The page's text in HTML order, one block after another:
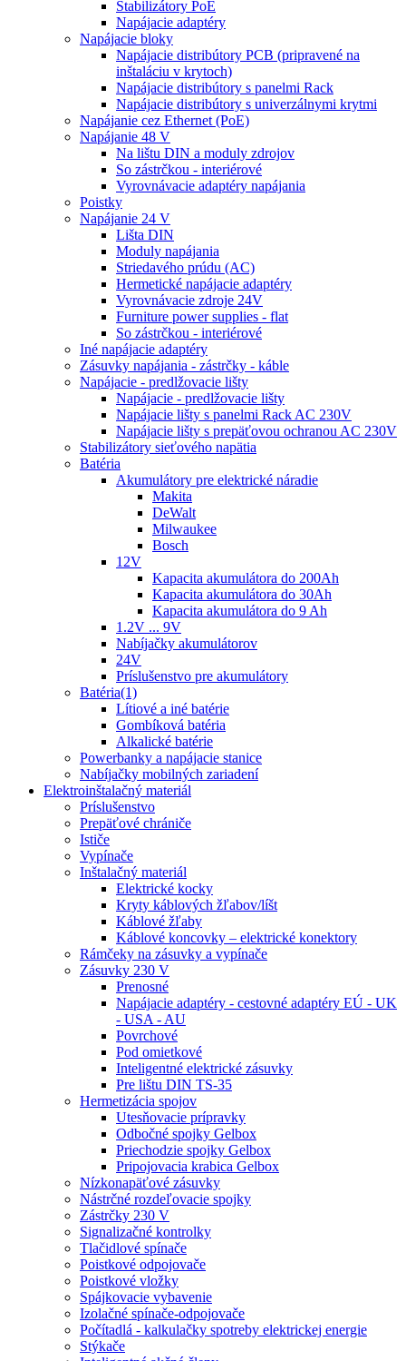
Stabilizátory PoE
Napájacie adaptéry
Napájacie bloky
Napájacie distribútory PCB (pripravené na
inštaláciu v krytoch)
Napájacie distribútory s panelmi Rack
Napájacie distribútory s univerzálnymi krytmi
Napájanie cez Ethernet (PoE)
Napájanie 48 V
Na lištu DIN a moduly zdrojov
So zástrčkou - interiérové
Vyrovnávacie adaptéry napájania
Poistky
Napájanie 24 V
Lišta DIN
Moduly napájania
Striedavého prúdu (AC)
Hermetické napájacie adaptéry
Vyrovnávacie zdroje 24V
Furniture power supplies - flat
So zástrčkou - interiérové
Iné napájacie adaptéry
Zásuvky napájania - zástrčky - káble
Napájacie - predlžovacie lišty
Napájacie - predlžovacie lišty
Napájacie lišty s panelmi Rack AC 230V
Napájacie lišty s prepäťovou ochranou AC 230V
Stabilizátory sieťového napätia
Batéria
Akumulátory pre elektrické náradie
Makita
DeWalt
Milwaukee
Bosch
12V
Kapacita akumulátora do 200Ah
Kapacita akumulátora do 30Ah
Kapacita akumulátora do 9 Ah
1.2V ... 9V
Nabíjačky akumulátorov
24V
Príslušenstvo pre akumulátory
Batéria(1)
Lítiové a iné batérie
Gombíková batéria
Alkalické batérie
Powerbanky a napájacie stanice
Nabíjačky mobilných zariadení
Elektroinštalačný materiál
Príslušenstvo
Prepäťové chrániče
Ističe
Vypínače
Inštalačný materiál
Elektrické kocky
Kryty káblových žľabov/líšt
Káblové žľaby
Káblové koncovky – elektrické konektory
Rámčeky na zásuvky a vypínače
Zásuvky 230 V
Prenosné
Napájacie adaptéry - cestovné adaptéry EÚ - UK
- USA - AU
Povrchové
Pod omietkové
Inteligentné elektrické zásuvky
Pre lištu DIN TS-35
Hermetizácia spojov
Utesňovacie prípravky
Odbočné spojky Gelbox
Priechodzie spojky Gelbox
Pripojovacia krabica Gelbox
Nízkonapäťové zásuvky
Nástrčné rozdeľovacie spojky
Zástrčky 230 V
Signalizačné kontrolky
Tlačidlové spínače
Poistkové odpojovače
Poistkové vložky
Spájkovacie vybavenie
Izolačné spínače-odpojovače
Počítadlá - kalkulačky spotreby elektrickej energie
Stýkače